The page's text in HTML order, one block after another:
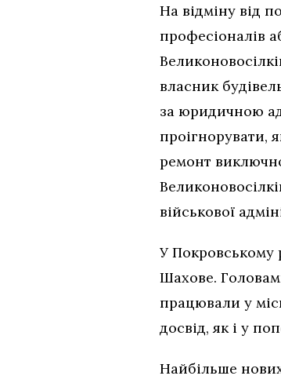
На відміну від
професіоналів
власник
за юридичною
проігнорувати,
ремонт
військової
У Покровському
Шахове.
працювали у
досвід, як і у
Найбільше